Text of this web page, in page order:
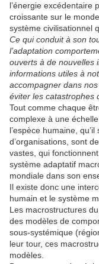
l’énergie excédentaire
croissante sur le
système civilisationnel
Ce qui conduit à son
l’adaptation
ouverts à de nouvelles
informations utiles à
accompagner dans
éviter les catastrophes
Tout comme chaque
complexe à une
l’espèce humaine,
d’organisations, sont
vastes, qui
système adaptatif
mondiale dans son
Il existe donc une
humain et le système
Les macrostructures
des modèles de
sous-systémique
leur tour, ces
modèles.